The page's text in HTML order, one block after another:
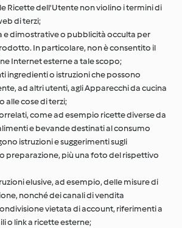
Ricette dell'Utente non violino i termini di
di terzi;
e dimostrative o pubblicità occulta per
In particolare, non è consentito il
Internet esterne a tale scopo;
ingredienti o istruzioni che possono
ad altri utenti, agli Apparecchi da cucina
alle cose di terzi;
come ad esempio ricette diverse da
e bevande destinati al consumo
istruzioni e suggerimenti sugli
preparazione, più una foto del rispettivo
elusive, ad esempio, delle misure di
nonché dei canali di vendita
vietata di account, riferimenti a
o link a ricette esterne;